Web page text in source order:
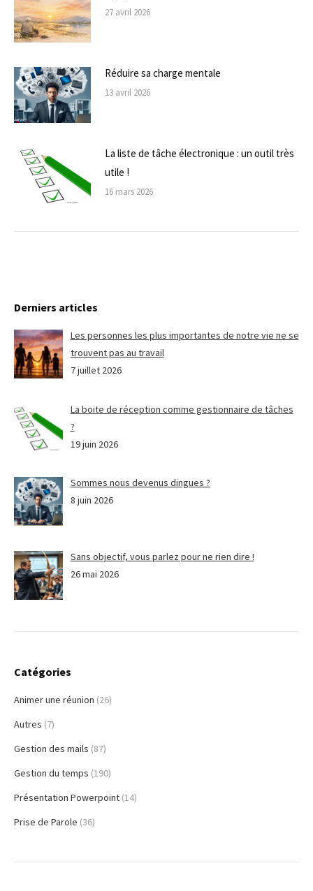
27 avril 2026
Réduire sa charge mentale
13 avril 2026
La liste de tâche électronique : un outil très
utile !
16 mars 2026
Derniers articles
Les personnes les plus importantes de notre vie ne se
trouvent pas au travail
7 juillet 2026
La boite de réception comme gestionnaire de tâches
?
19 juin 2026
Sommes nous devenus dingues ?
8 juin 2026
Sans objectif, vous parlez pour ne rien dire !
26 mai 2026
Catégories
Animer une réunion (26)
Autres (7)
Gestion des mails (87)
Gestion du temps (190)
Présentation Powerpoint (14)
Prise de Parole (36)